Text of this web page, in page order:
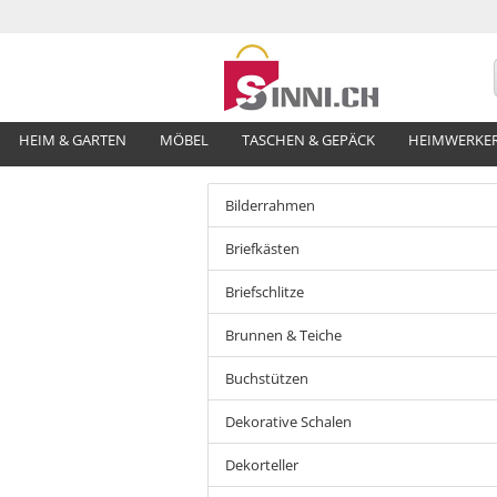
HEIM & GARTEN MÖBEL TASCHEN & GEPÄCK
Bilderrahmen
Briefkästen
Briefschlitze
Brunnen & Teiche
Buchstützen
Dekorative Schalen
Dekorteller